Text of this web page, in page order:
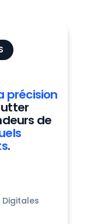
précision
de
.